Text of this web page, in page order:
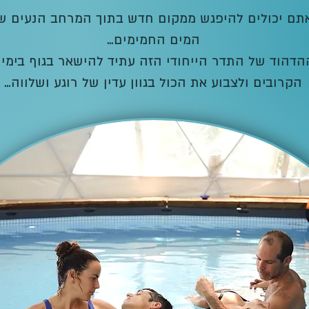
יכולים להיפגש ממקום חדש בתוך המרחב הנעים
המים החמימים…
של התדר הייחודי הזה עתיד להישאר בגוף
הקרובים ולצבוע את הכול בגוון עדין של רוגע ושלווה…